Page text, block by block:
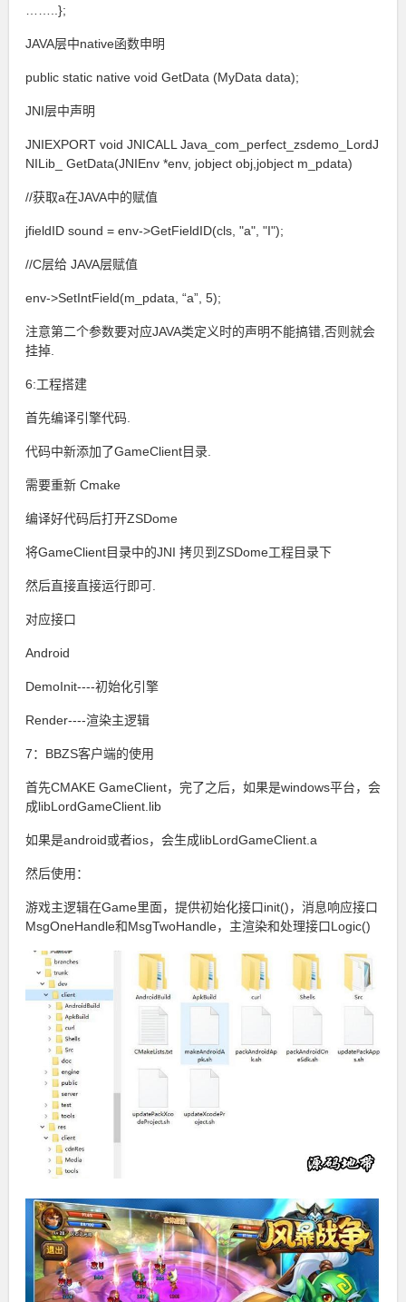
……..};
JAVA层中native函数申明
public static native void GetData (MyData data);
JNI层中声明
JNIEXPORT void JNICALL Java_com_perfect_zsdemo_LordJ
NILib_ GetData(JNIEnv *env, jobject obj,jobject m_pdata)
//获取a在JAVA中的赋值
jfieldID sound = env->GetFieldID(cls, "a", "I");
//C层给 JAVA层赋值
env->SetIntField(m_pdata, “a”, 5);
注意第二个参数要对应JAVA类定义时的声明不能搞错,否则就会
挂掉.
6:工程搭建
首先编译引擎代码.
代码中新添加了GameClient目录.
需要重新 Cmake
编译好代码后打开ZSDome
将GameClient目录中的JNI 拷贝到ZSDome工程目录下
然后直接直接运行即可.
对应接口
Android
DemoInit----初始化引擎
Render----渲染主逻辑
7：BBZS客户端的使用
首先CMAKE GameClient，完了之后，如果是windows平台，会
成libLordGameClient.lib
如果是android或者ios，会生成libLordGameClient.a
然后使用：
游戏主逻辑在Game里面，提供初始化接口init()，消息响应接口
MsgOneHandle和MsgTwoHandle，主渲染和处理接口Logic()